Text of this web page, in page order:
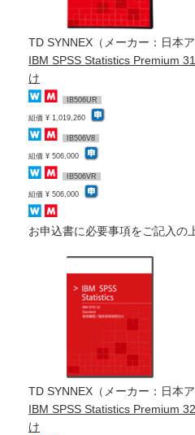
TD SYNNEX（メーカー：日本
IBM SPSS Statistics Premium
け
IB506UR
組価 ¥ 1,019,260
IB506V8
組価 ¥ 506,000
IB506VR
組価 ¥ 506,000
お申込書に必要事項をご記入の
TD SYNNEX（メーカー：日本
IBM SPSS Statistics Premium
け